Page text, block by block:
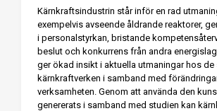
Kärnkraftsindustrin står inför en rad
exempelvis avseende åldrande reaktorer,
i personalstyrkan, bristande
beslut och konkurrens från andra
ger ökad insikt i aktuella utmaningar hos de
kärnkraftverken i samband med
verksamheten. Genom att använda den
genererats i samband med studien kan